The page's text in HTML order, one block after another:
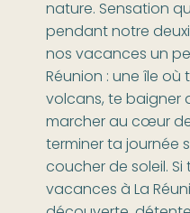
nature. Sensation
pendant notre
nos vacances un
Réunion : une île où
volcans, te baigner
marcher au cœur
terminer ta journée
coucher de soleil.
vacances à La